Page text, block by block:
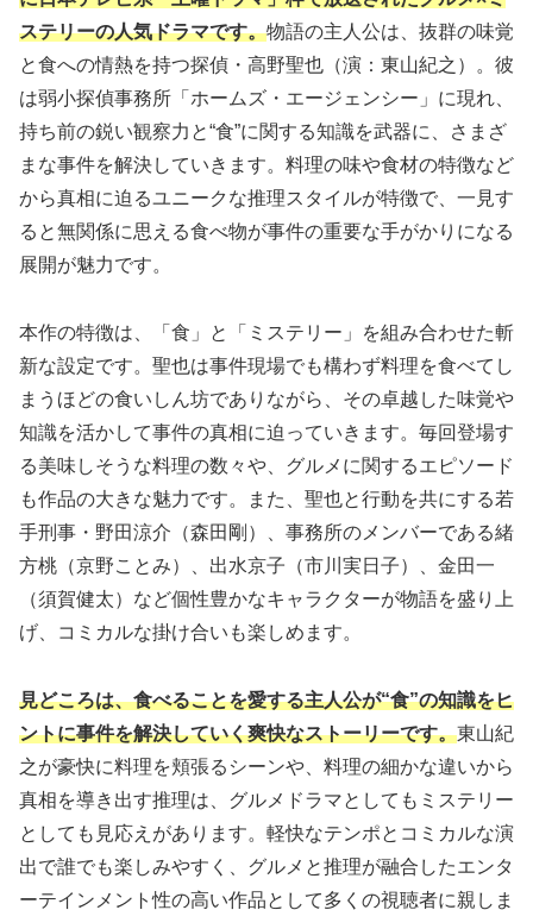
ステリーの人気ドラマです。物語の主人公は、抜群の味覚
と食への情熱を持つ探偵・高野聖也（演：東山紀之）。彼
は弱小探偵事務所「ホームズ・エージェンシー」に現れ、
持ち前の鋭い観察力と“食”に関する知識を武器に、さまざ
まな事件を解決していきます。料理の味や食材の特徴など
から真相に迫るユニークな推理スタイルが特徴で、一見す
ると無関係に思える食べ物が事件の重要な手がかりになる
展開が魅力です。
本作の特徴は、「食」と「ミステリー」を組み合わせた斬
新な設定です。聖也は事件現場でも構わず料理を食べてし
まうほどの食いしん坊でありながら、その卓越した味覚や
知識を活かして事件の真相に迫っていきます。毎回登場す
る美味しそうな料理の数々や、グルメに関するエピソード
も作品の大きな魅力です。また、聖也と行動を共にする若
手刑事・野田涼介（森田剛）、事務所のメンバーである緒
方桃（京野ことみ）、出水京子（市川実日子）、金田一
（須賀健太）など個性豊かなキャラクターが物語を盛り上
げ、コミカルな掛け合いも楽しめます。
見どころは、食べることを愛する主人公が“食”の知識をヒ
ントに事件を解決していく爽快なストーリーです。東山紀
之が豪快に料理を頬張るシーンや、料理の細かな違いから
真相を導き出す推理は、グルメドラマとしてもミステリー
としても見応えがあります。軽快なテンポとコミカルな演
出で誰でも楽しみやすく、グルメと推理が融合したエンタ
ーテインメント性の高い作品として多くの視聴者に親しま